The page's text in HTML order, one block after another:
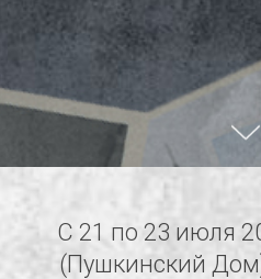
С 21 по 23 июля
(Пушкинский